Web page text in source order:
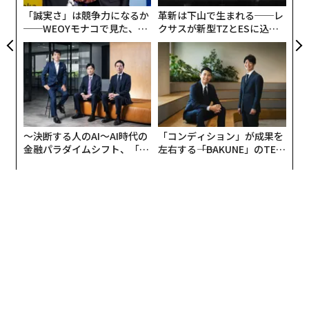
e missile was used…
pic.twitter.com/9696yt7FcY
— Special Kherson Cat 🐈🇺🇦 (@bayraktar_1lov
e)October 9, 2024
シャヘドはイラン企業のシャヘド航空産業によって開発
されたプロペラ駆動、衛星誘導、重量200kgの徘徊弾薬
で、ロシアがウクライナの都市に対する遠距離攻撃に用
いている主要な兵器のひとつになっている。ウクライナ
政府は9月中旬、ロシアが戦争拡大以来ウクライナに向
けて発射したシャヘドは累計で8000機あまりにのぼると
「誠実さ」は競争力になるか
──WEOYモナコで見た、く
ら寿司の経営哲学
革新は下山で生まれる──レ
クサスが新型TZとESに込め
た「DISCOVER」の哲学
〜決断する人のAI〜AI時代の
金融パラダイムシフト、「超
「コンディション」が成果を
左右する――「BAKUNE」のTEN